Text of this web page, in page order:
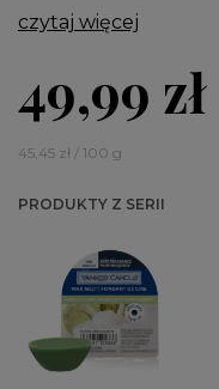
czytaj więcej
49,99 zł
45,45 zł / 100 g
PRODUKTY Z SERII